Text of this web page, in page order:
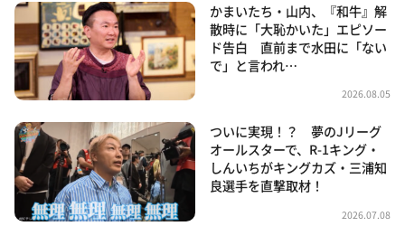
かまいたち・山内、『和牛』解
散時に「大恥かいた」エピソー
ド告白 直前まで水田に「ない
で」と言われ…
2026.08.05
ついに実現！？ 夢のJリーグ
オールスターで、R-1キング・
しんいちがキングカズ・三浦知
良選手を直撃取材！
2026.07.08